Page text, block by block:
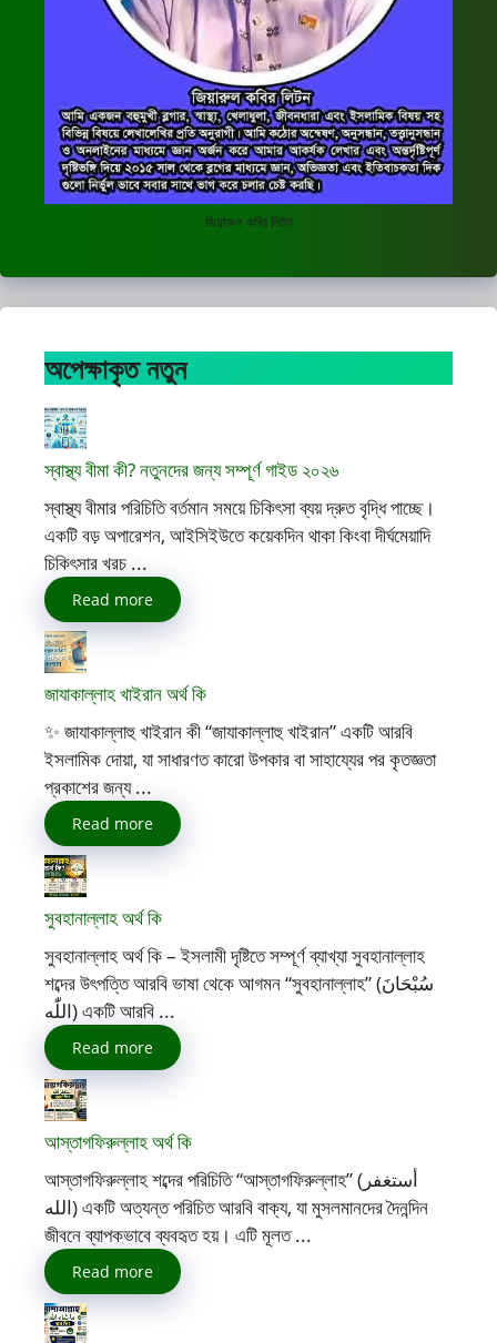
জিয়ারুল কবির লিটন
অপেক্ষাকৃত নতুন
স্বাস্থ্য বীমা কী? নতুনদের জন্য সম্পূর্ণ গাইড ২০২৬
স্বাস্থ্য বীমার পরিচিতি বর্তমান সময়ে চিকিৎসা ব্যয় দ্রুত বৃদ্ধি পাচ্ছে।
একটি বড় অপারেশন, আইসিইউতে কয়েকদিন থাকা কিংবা দীর্ঘমেয়াদি
চিকিৎসার খরচ ...
Read more
জাযাকাল্লাহ খাইরান অর্থ কি
✨ জাযাকাল্লাহু খাইরান কী “জাযাকাল্লাহু খাইরান” একটি আরবি
ইসলামিক দোয়া, যা সাধারণত কারো উপকার বা সাহায্যের পর কৃতজ্ঞতা
প্রকাশের জন্য ...
Read more
সুবহানাল্লাহ অর্থ কি
সুবহানাল্লাহ অর্থ কি – ইসলামী দৃষ্টিতে সম্পূর্ণ ব্যাখ্যা সুবহানাল্লাহ
শব্দের উৎপত্তি আরবি ভাষা থেকে আগমন “সুবহানাল্লাহ” (سُبْحَانَ
اللّٰه) একটি আরবি ...
Read more
আস্তাগফিরুল্লাহ অর্থ কি
আস্তাগফিরুল্লাহ শব্দের পরিচিতি “আস্তাগফিরুল্লাহ” (أستغفر
الله) একটি অত্যন্ত পরিচিত আরবি বাক্য, যা মুসলমানদের দৈনন্দিন
জীবনে ব্যাপকভাবে ব্যবহৃত হয়। এটি মূলত ...
Read more